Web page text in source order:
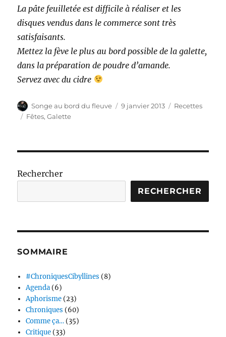
La pâte feuilletée est difficile à réaliser et les
disques vendus dans le commerce sont très
satisfaisants.
Mettez la fève le plus au bord possible de la galette,
dans la préparation de poudre d’amande.
Servez avec du cidre
Auteur
Songe au bord du fleuve
Publié
9 janvier 2013 Catégories
Recettes
Étiquettes
Fêtes,Galette
Rechercher
RECHERCHER
SOMMAIRE
#ChroniquesCibyllines (8)
Agenda(6)
Aphorisme(23)
Chroniques (60)
Comme ça…(35)
Critique(33)